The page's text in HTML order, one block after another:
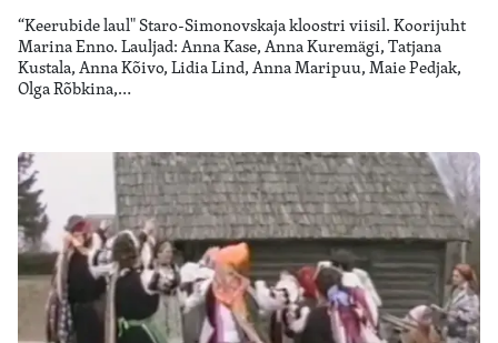
“Keerubide laul" Staro-Simonovskaja kloostri viisil. Koorijuht
Marina Enno. Lauljad: Anna Kase, Anna Kuremägi, Tatjana
Kustala, Anna Kõivo, Lidia Lind, Anna Maripuu, Maie Pedjak,
Olga Rõbkina,…